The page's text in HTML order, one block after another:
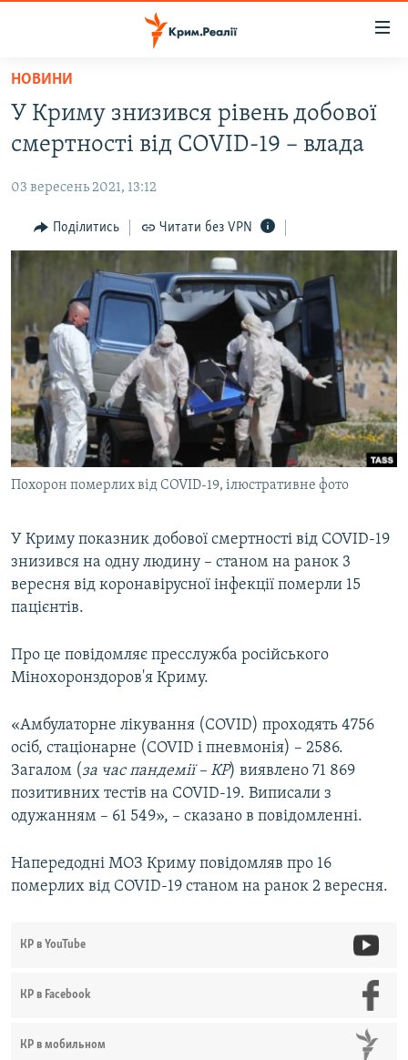
Перейти
основного
матеріалу
Перейти
до
навігації
Перейти
ВОДА.КРИМ
ВІДЕО ТА ФОТО
ПОЛІТИКА
БЛОГИ
ПОГЛЯД
ІНТЕРВ'Ю
ВСЕ ЗА ДЕНЬ
СПЕЦПРОЕКТИ
ДЕПОРТАЦІЯ
ВІДЕОУРОКИ «ELIFBE»
СВІДЧЕННЯ ОКУПАЦІЇ
УКРАЇНСЬКА ПРОБЛЕМА КРИМУ
ЯК ОБІЙТИ БЛОКУВАННЯ
Русский
Qırımtatar
Усі сайти RFE/RL
НОВИНИ
У Криму знизився рівень добової
смертності від COVID-19 – влада
03 вересень 2021, 13:12
Поділитись Читати без VPN
Похорон померлих від COVID-19, ілюстративне фото
У Криму показник добової смертності від COVID-19
знизився на одну людину – станом на ранок 3
вересня від коронавірусної інфекції померли 15
пацієнтів.
Про це повідомляє пресслужба російського
Мінохоронздоров'я Криму.
«Амбулаторне лікування (COVID) проходять 4756
осіб, стаціонарне (COVID і пневмонія) – 2586.
Загалом (за час пандемії – КР) виявлено 71 869
позитивних тестів на COVID-19. Виписали з
одужанням – 61 549», – сказано в повідомленні.
Напередодні МОЗ Криму повідомляв про 16
померлих від COVID-19 станом на ранок 2 вересня.
КР в YouTube
КР в Facebook
КР в мобильном